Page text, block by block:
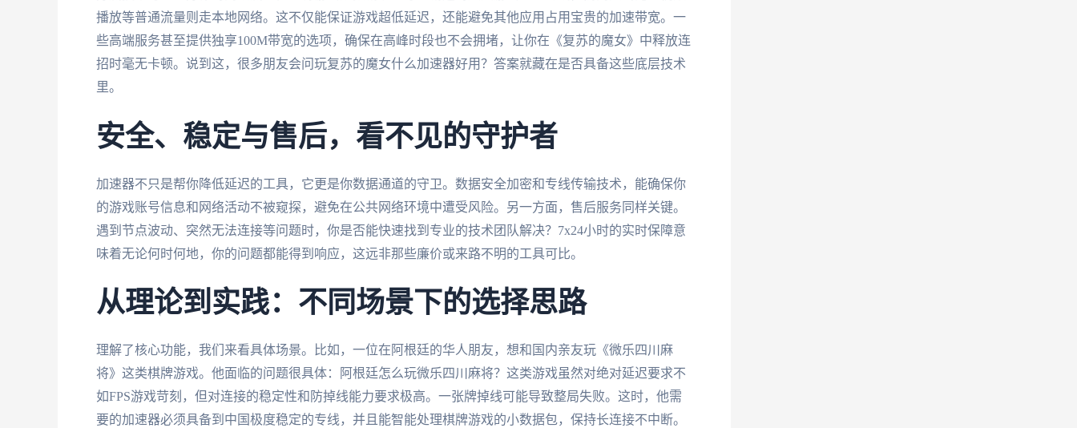
播放等普通流量则走本地网络。这不仅能保证游戏超低延迟，还能避免其他应用占用宝贵的加速带宽。一
些高端服务甚至提供独享100M带宽的选项，确保在高峰时段也不会拥堵，让你在《复苏的魔女》中释放连
招时毫无卡顿。说到这，很多朋友会问玩复苏的魔女什么加速器好用？答案就藏在是否具备这些底层技术
里。
安全、稳定与售后，看不见的守护者
加速器不只是帮你降低延迟的工具，它更是你数据通道的守卫。数据安全加密和专线传输技术，能确保你
的游戏账号信息和网络活动不被窥探，避免在公共网络环境中遭受风险。另一方面，售后服务同样关键。
遇到节点波动、突然无法连接等问题时，你是否能快速找到专业的技术团队解决？7x24小时的实时保障意
味着无论何时何地，你的问题都能得到响应，这远非那些廉价或来路不明的工具可比。
从理论到实践：不同场景下的选择思路
理解了核心功能，我们来看具体场景。比如，一位在阿根廷的华人朋友，想和国内亲友玩《微乐四川麻
将》这类棋牌游戏。他面临的问题很具体：阿根廷怎么玩微乐四川麻将？这类游戏虽然对绝对延迟要求不
如FPS游戏苛刻，但对连接的稳定性和防掉线能力要求极高。一张牌掉线可能导致整局失败。这时，他需
要的加速器必须具备到中国极度稳定的专线，并且能智能处理棋牌游戏的小数据包，保持长连接不中断。